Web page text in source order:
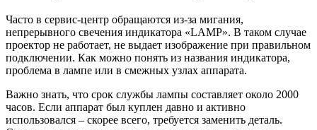
Часто в сервис-центр обращаются из-за мигания,
непрерывного свечения индикатора «LAMP». В таком случае
проектор не работает, не выдает изображение при правильном
подключении. Как можно понять из названия индикатора,
проблема в лампе или в смежных узлах аппарата.
Важно знать, что срок службы лампы составляет около 2000
часов. Если аппарат был куплен давно и активно
использовался – скорее всего, требуется заменить деталь.